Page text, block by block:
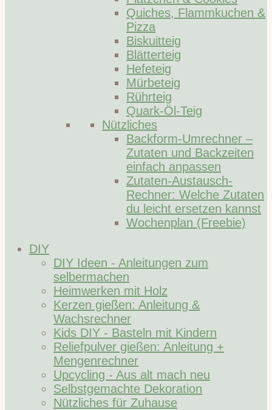
Quiches, Flammkuchen &
Pizza
Biskuitteig
Blätterteig
Hefeteig
Mürbeteig
Rührteig
Quark-Öl-Teig
Nützliches
Backform-Umrechner –
Zutaten und Backzeiten
einfach anpassen
Zutaten-Austausch-
Rechner: Welche Zutaten
du leicht ersetzen kannst
Wochenplan (Freebie)
DIY
DIY Ideen - Anleitungen zum
selbermachen
Heimwerken mit Holz
Kerzen gießen: Anleitung &
Wachsrechner
Kids DIY - Basteln mit Kindern
Reliefpulver gießen: Anleitung +
Mengenrechner
Upcycling - Aus alt mach neu
Selbstgemachte Dekoration
Nützliches für Zuhause